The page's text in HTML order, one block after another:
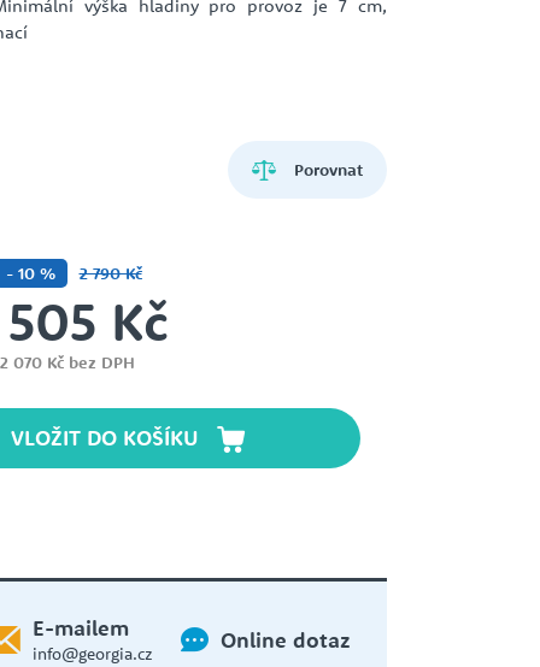
DÁVKOVACÍ ČERPADLA
ZUBOVÁ ČERPADLA
ZEMĚDĚLSTVÍ
HCP PUMP
RITZ
SIGMA
WILO
výška hladiny pro provoz je 7 cm,
Porovnat
- 10 % 2 790 Kč
Kč
2 070 Kč bez DPH
VLOŽIT DO KOŠÍKU
E-mailem
info@georgia.cz
Online dotaz